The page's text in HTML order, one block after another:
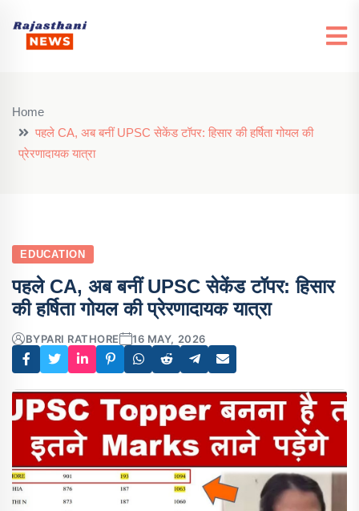
Home
पहले CA, अब बनीं UPSC सेकेंड टॉपर: हिसार की हर्षिता गोयल की
प्रेरणादायक यात्रा
EDUCATION
पहले CA, अब बनीं UPSC सेकेंड टॉपर: हिसार
की हर्षिता गोयल की प्रेरणादायक यात्रा
BYPARI RATHORE 16 MAY, 2026